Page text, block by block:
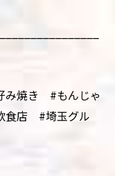
焼き #もんじゃ
店 #埼玉グル